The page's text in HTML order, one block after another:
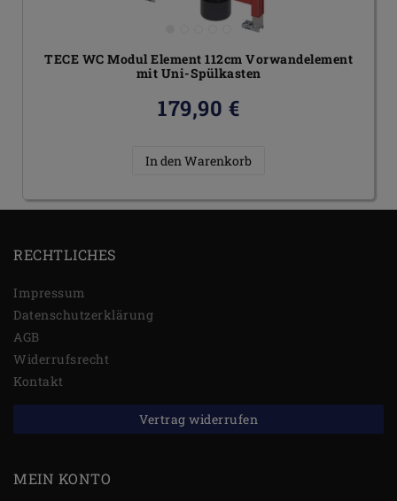
TECE WC Modul Element 112cm Vorwandelement
mit Uni-Spülkasten
179,90 €
In den Warenkorb
RECHTLICHES
Impressum
Daten­schutz­erklärung
AGB
Widerrufs­recht
Kontakt
Vertrag widerrufen
MEIN KONTO